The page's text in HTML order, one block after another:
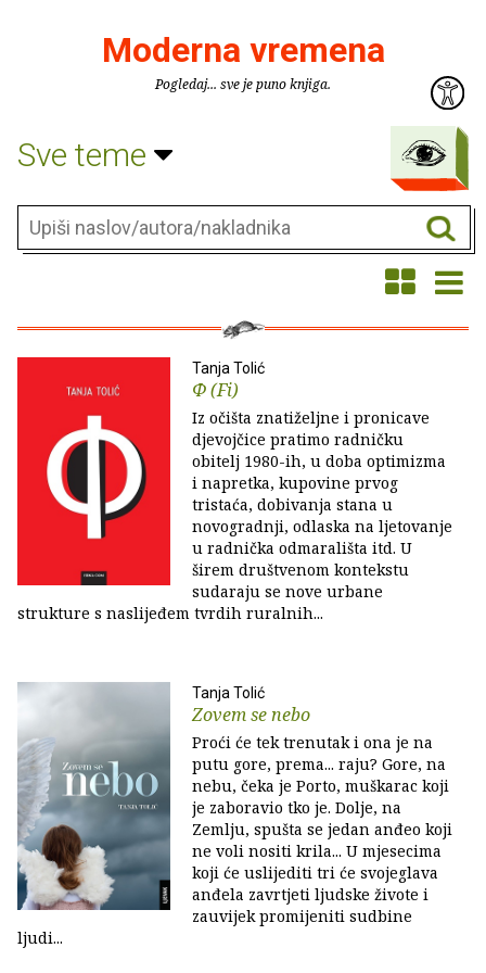
Moderna vremena
Pogledaj... sve je puno knjiga.
Sve teme
Tanja Tolić
Φ (Fi)
Iz očišta znatiželjne i pronicave
djevojčice pratimo radničku
obitelj 1980-ih, u doba optimizma
i napretka, kupovine prvog
tristaća, dobivanja stana u
novogradnji, odlaska na ljetovanje
u radnička odmarališta itd. U
širem društvenom kontekstu
sudaraju se nove urbane
strukture s naslijeđem tvrdih ruralnih...
Tanja Tolić
Zovem se nebo
Proći će tek trenutak i ona je na
putu gore, prema... raju? Gore, na
nebu, čeka je Porto, muškarac koji
je zaboravio tko je. Dolje, na
Zemlju, spušta se jedan anđeo koji
ne voli nositi krila... U mjesecima
koji će uslijediti tri će svojeglava
anđela zavrtjeti ljudske živote i
zauvijek promijeniti sudbine
ljudi...